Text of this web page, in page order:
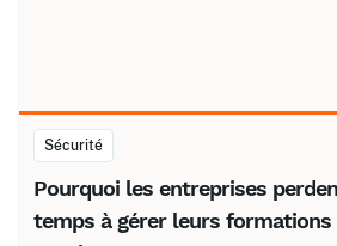
Sécurité
Pourquoi les entreprises
temps à gérer leurs